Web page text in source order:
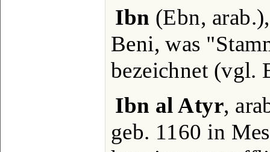
Ibn (Ebn,
Beni, was
bezeichnet (vgl.
Ibn al Atyr,
geb. 1160 in